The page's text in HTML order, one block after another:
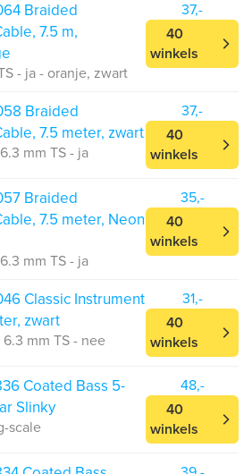
Braided
7.5 m,
- ja - oranje, zwart
37,-
40
winkels
Braided
7.5 meter, zwart
mm TS - ja
37,-
40
winkels
Braided
7.5 meter, Neon
mm TS - ja
35,-
40
winkels
Classic Instrument
zwart
mm TS - nee
31,-
40
winkels
Coated Bass 5-
Slinky
scale
48,-
40
winkels